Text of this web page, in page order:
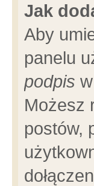
Jak
Aby
panelu
podpis
Możesz
postów,